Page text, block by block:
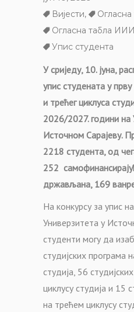
Вијести,
Огласна табла ИИИ
Упис студента
У сриједу, 10. јуна,
упис студената у
и трећег циклуса
2026/2027. години на
Источном Сарајеву.
2218 студента, од
252
држављана, 169
На конкурсу за упис
Универзитета у
студенти могу да
студијских програма
студија, 56
циклусу студија и 15
на трећем циклусу